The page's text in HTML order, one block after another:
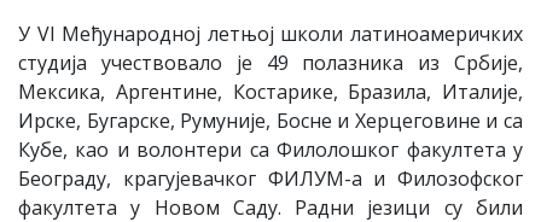
У VI Међународној летњој школи латинoaмеричких
студија учествовало је 49 полазника из Србије,
Мексика, Аргентине, Костарике, Бразила, Италије,
Ирске, Бугарске, Румуније, Босне и Херцеговине и са
Кубе, као и волонтери са Филолошког факултета у
Београду, крагујевачког ФИЛУМ-а и Филозофског
факултета у Новом Саду. Радни језици су били